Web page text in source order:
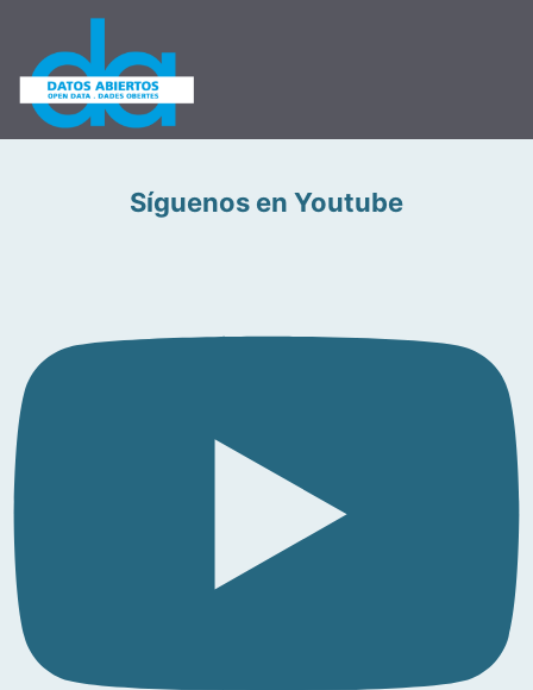
Síguenos en Youtube